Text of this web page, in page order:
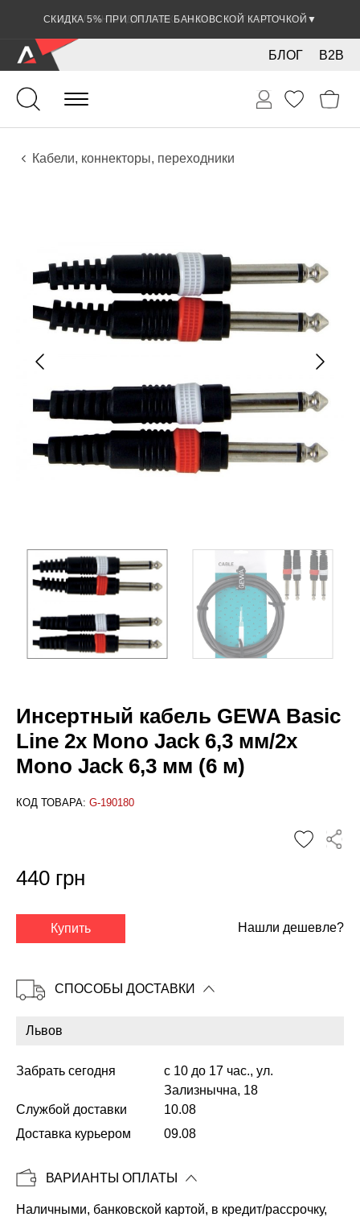
СКИДКА 5% ПРИ ОПЛАТЕ БАНКОВСКОЙ КАРТОЧКОЙ ▼
B2B
БЛОГ
Гитары
Электро инструменты
Звуковое оборудование
Кабели, коннекторы, переходники
Инсертный кабель GEWA Basic
Line 2x Mono Jack 6,3 мм/2x
Mono Jack 6,3 мм (6 м)
КОД ТОВАРА: G-190180
Копировать
440 грн
Купить Нашли дешевле?
СПОСОБЫ ДОСТАВКИ
Забрать сегодня
с 10 до 17 час., ул.
Зализнычна, 18
Службой доставки
10.08
Доставка курьером
09.08
ВАРИАНТЫ ОПЛАТЫ
Наличными, банковской картой, в кредит/рассрочку,